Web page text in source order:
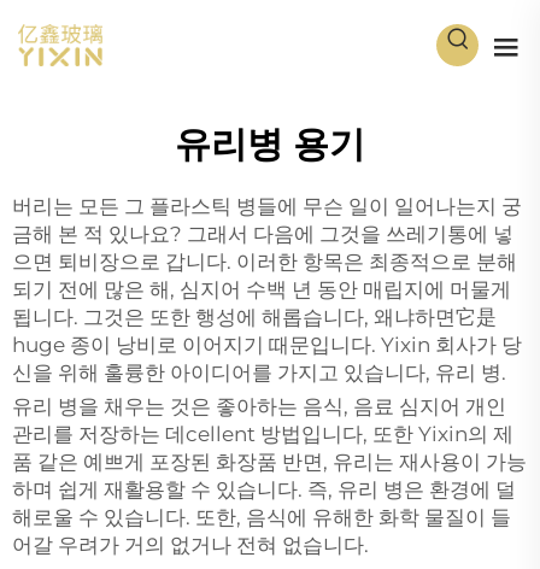
유리병 용기
버리는 모든 그 플라스틱 병들에 무슨 일이 일어나는지 궁
금해 본 적 있나요? 그래서 다음에 그것을 쓰레기통에 넣
으면 퇴비장으로 갑니다. 이러한 항목은 최종적으로 분해
되기 전에 많은 해, 심지어 수백 년 동안 매립지에 머물게
됩니다. 그것은 또한 행성에 해롭습니다, 왜냐하면它是
huge 종이 낭비로 이어지기 때문입니다. Yixin 회사가 당
신을 위해 훌륭한 아이디어를 가지고 있습니다, 유리 병.
유리 병을 채우는 것은 좋아하는 음식, 음료 심지어 개인
관리를 저장하는 데cellent 방법입니다, 또한 Yixin의 제
품 같은 예쁘게 포장된 화장품 반면, 유리는 재사용이 가능
하며 쉽게 재활용할 수 있습니다. 즉, 유리 병은 환경에 덜
해로울 수 있습니다. 또한, 음식에 유해한 화학 물질이 들
어갈 우려가 거의 없거나 전혀 없습니다.